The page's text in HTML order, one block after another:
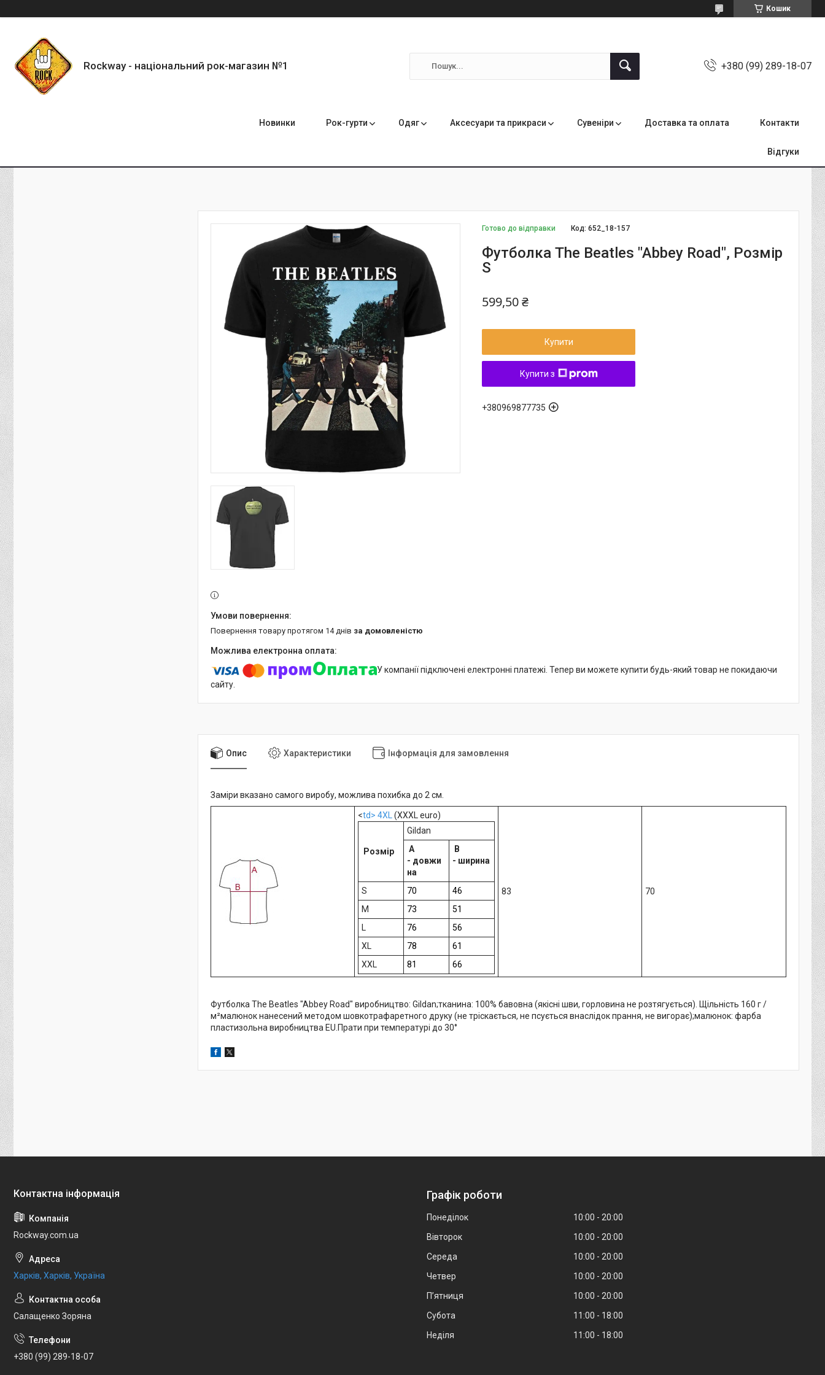
Кошик
Rockway - національний рок-магазин №1 +380 (99) 289-18-07
Новинки Рок-гурти Одяг Аксесуари та прикраси Сувеніри Доставка та оплата Контакти
Відгуки
Готово до відправки Код:652_18-157
Футболка The Beatles "Abbey Road", Розмір
S
599,50 ₴
Купити
Купити з
+380969877735
повернення товару протягом 14 днів за домовленістю
У компанії підключені електронні платежі. Тепер ви можете купити будь-який товар не покидаючи
сайту.
Опис Характеристики Інформація для замовлення
Заміри вказано самого виробу, можлива похибка до 2 см.
<td> 4XL (XXXL euro)
Розмір
Gildan
A
- довжи
на
B
- ширина
S 70
46
M
73
51
L
76
56
XL
78
61
XXL
81 66
83 70
Футболка The Beatles "Abbey Road" виробництво: Gildan;тканина: 100% бавовна (якісні шви, горловина не розтягується). Щільність 160 г /
м²малюнок нанесений методом шовкотрафаретного друку (не тріскається, не псується внаслідок прання, не вигорає);малюнок: фарба
пластизольна виробництва EU.Прати при температурі до 30°
Rockway.com.ua
Харків, Харків, Україна
Салащенко Зоряна
+380 (99) 289-18-07
Графік роботи
Понеділок 10:00
20:00
Вівторок
10:00
20:00
Середа
10:00
20:00
Четвер
10:00
20:00
Пʼятниця
10:00
20:00
Субота
11:00
18:00
Неділя
11:00 18:00